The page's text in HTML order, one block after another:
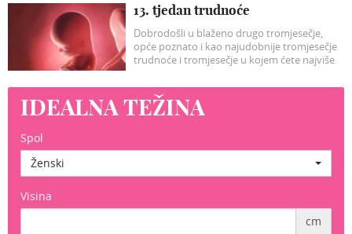
13. tjedan trudnoće
Dobrodošli u blaženo drugo tromjesečje,
opće poznato i kao najudobnije tromjesečje
trudnoće i tromjesečje u kojem ćete najviše
IDEALNA TEŽINA
Spol
Ženski
Visina
cm